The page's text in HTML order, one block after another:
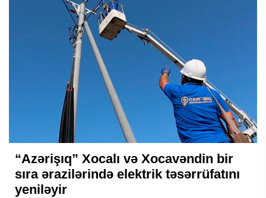
“Azərişıq” Xocalı və Xocavəndin bir
sıra ərazilərində elektrik təsərrüfatını
yeniləyir